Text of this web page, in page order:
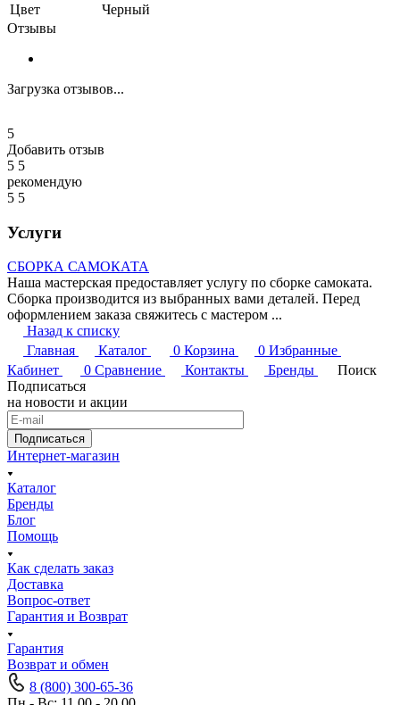
Цвет
Черный
Отзывы
Загрузка отзывов...
5
Добавить отзыв
5 5
рекомендую
5 5
Услуги
СБОРКА САМОКАТА
Наша мастерская предоставляет услугу по сборке самоката.
Сборка производится из выбранных вами деталей. Перед
оформлением заказа свяжитесь с мастером ...
Назад к списку
Главная
Каталог 0 Корзина 0 Избранные
Кабинет
0 Сравнение Контакты Бренды
Поиск
Подписаться
на новости и акции
Подписаться
Интернет-магазин
Каталог
Бренды
Блог
Помощь
Как сделать заказ
Доставка
Вопрос-ответ
Гарантия и Возврат
Гарантия
Возврат и обмен
8 (800) 300-65-36